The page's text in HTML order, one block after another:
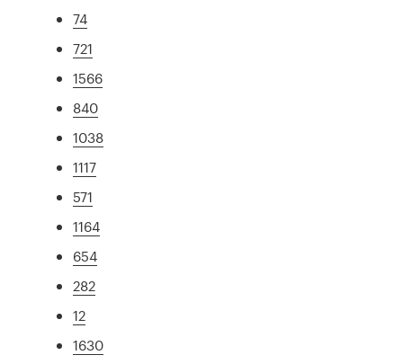
74
721
1566
840
1038
1117
571
1164
654
282
12
1630